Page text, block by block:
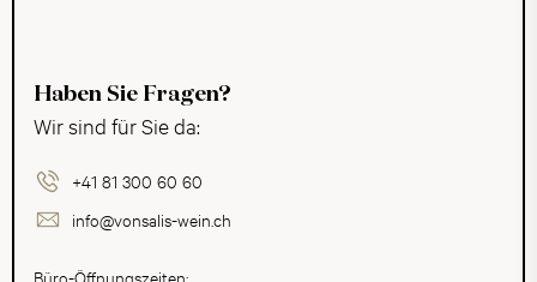
Haben Sie Fragen?
Wir sind für Sie da:
+41 81 300 60 60
info@vonsalis-wein.ch
Büro-Öffnungszeiten: